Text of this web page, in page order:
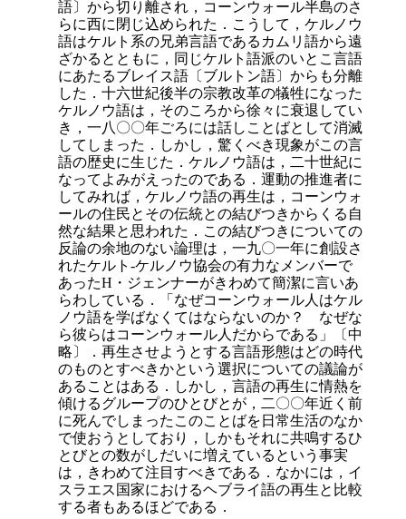
語〕から切り離され，コーンウォール半島のさ
らに西に閉じ込められた．こうして，ケルノウ
語はケルト系の兄弟言語であるカムリ語から遠
ざかるとともに，同じケルト語派のいとこ言語
にあたるブレイス語〔ブルトン語〕からも分離
した．十六世紀後半の宗教改革の犠牲になった
ケルノウ語は，そのころから徐々に衰退してい
き，一八〇〇年ごろには話しことばとして消滅
してしまった．しかし，驚くべき現象がこの言
語の歴史に生じた．ケルノウ語は，二十世紀に
なってよみがえったのである．運動の推進者に
してみれば，ケルノウ語の再生は，コーンウォ
ールの住民とその伝統との結びつきからくる自
然な結果と思われた．この結びつきについての
反論の余地のない論理は，一九〇一年に創設さ
れたケルト-ケルノウ協会の有力なメンバーで
あったH・ジェンナーがきわめて簡潔に言いあ
らわしている．「なぜコーンウォール人はケル
ノウ語を学ばなくてはならないのか？ なぜな
ら彼らはコーンウォール人だからである」〔中
略〕．再生させようとする言語形態はどの時代
のものとすべきかという選択についての議論が
あることはある．しかし，言語の再生に情熱を
傾けるグループのひとびとが，二〇〇年近く前
に死んでしまったこのことばを日常生活のなか
で使おうとしており，しかもそれに共鳴するひ
とびとの数がしだいに増えているという事実
は，きわめて注目すべきである．なかには，イ
スラエス国家におけるヘブライ語の再生と比較
する者もあるほどである．